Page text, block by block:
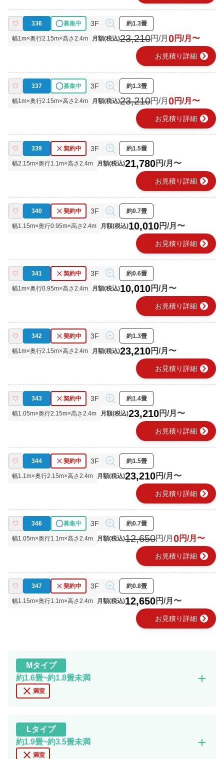
336 募集中 3F 約1.3畳
幅1 m×奥行2.15m×高さ2.4m 月額(税込)23,210円/月 0円/月〜
お見積り詳細 chevron_right
337 募集中 3F 約1.3畳
幅1 m×奥行2.15m×高さ2.4m 月額(税込)23,210円/月 0円/月〜
お見積り詳細 chevron_right
339 契約中 3F 約1.5畳
幅2.15m×奥行1.1 m×高さ2.4m 月額(税込)21,780円/月〜
お見積り詳細 chevron_right
340 契約中 3F 約0.7畳
幅1.15m×奥行0.95m×高さ2.4m 月額(税込)10,010円/月〜
お見積り詳細 chevron_right
341 契約中 3F 約0.6畳
幅1 m×奥行0.95m×高さ2.4m 月額(税込)10,010円/月〜
お見積り詳細 chevron_right
342 契約中 3F 約1.3畳
幅1 m×奥行2.15m×高さ2.4m 月額(税込)23,210円/月〜
お見積り詳細 chevron_right
343 契約中 3F 約1.4畳
幅1.05m×奥行2.15m×高さ2.4m 月額(税込)23,210円/月〜
お見積り詳細 chevron_right
344 契約中 3F 約1.5畳
幅1.1 m×奥行2.15m×高さ2.4m 月額(税込)23,210円/月〜
お見積り詳細 chevron_right
346 募集中 3F 約0.7畳
幅1.05m×奥行1.1 m×高さ2.4m 月額(税込)12,650円/月 0円/月〜
お見積り詳細 chevron_right
347 契約中 3F 約0.8畳
幅1.15m×奥行1.1 m×高さ2.4m 月額(税込)12,650円/月〜
お見積り詳細 chevron_right
Mタイプ
約1.6畳~約1.8畳未満
close 満室
add
Lタイプ
約1.9畳~約3.5畳未満
close 満室
add